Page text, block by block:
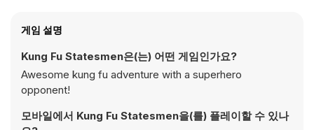
게임 설명
Kung Fu Statesmen은(는) 어떤 게임인가요?
Awesome kung fu adventure with a superhero
opponent!
모바일에서 Kung Fu Statesmen을(를) 플레이할 수 있나